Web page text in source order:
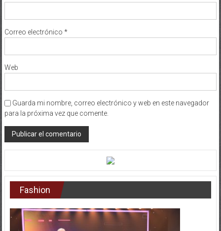
Correo electrónico *
Web
Guarda mi nombre, correo electrónico y web en este navegador
para la próxima vez que comente.
Fashion